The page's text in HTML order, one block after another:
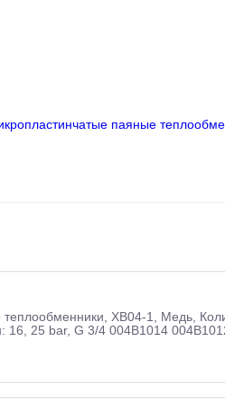
паяные
XB04-1, Медь,
16, 25 bar, G 3/4 004B1014